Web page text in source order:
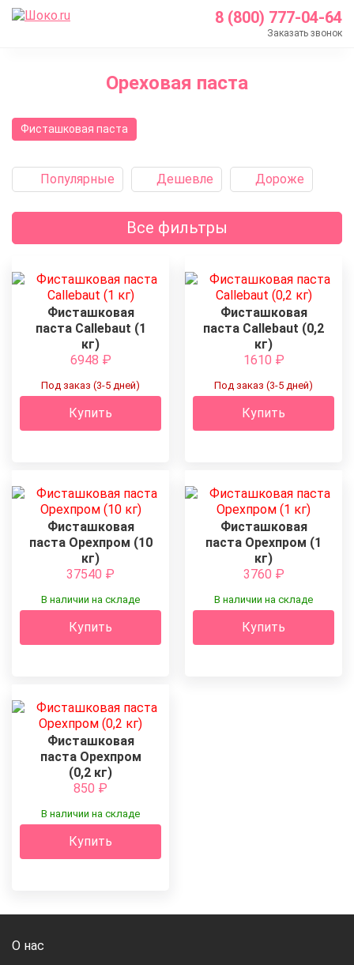
8 (800) 777-04-64
Заказать звонок
Кондитерские ингредиенты
Ореховые пасты
Ореховая паста
Фисташковая паста
Популярные Дешевле Дороже
Все фильтры
Фисташковая
паста Callebaut (1
кг)
6948 ₽
Под заказ (3-5 дней)
Купить
Фисташковая
паста Callebaut (0,2
кг)
1610 ₽
Под заказ (3-5 дней)
Купить
Фисташковая
паста Орехпром (10
кг)
37540 ₽
В наличии на складе
Купить
Фисташковая
паста Орехпром (1
кг)
3760 ₽
В наличии на складе
Купить
Фисташковая
паста Орехпром
(0,2 кг)
850 ₽
В наличии на складе
Купить
О нас